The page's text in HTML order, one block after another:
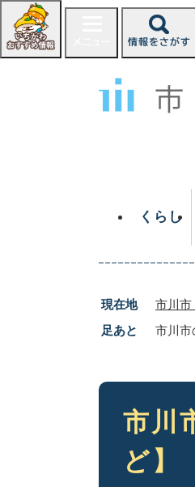
ジ
くらし
現在地 市川
足あと
市川市
本
市川
ど】